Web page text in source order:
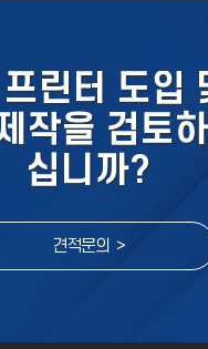
린터 도입
작을 검토하
십니까?
견적문의 >